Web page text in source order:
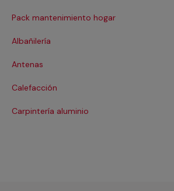
Pack mantenimiento hogar
Albañilería
Antenas
Calefacción
Carpintería aluminio